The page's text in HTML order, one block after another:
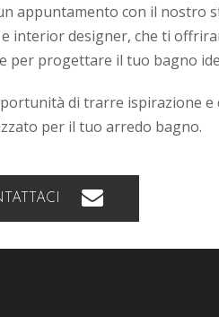
appuntamento con il nostro
interior designer, che ti
per progettare il tuo bagno
di trarre ispirazione e
per il tuo arredo bagno.